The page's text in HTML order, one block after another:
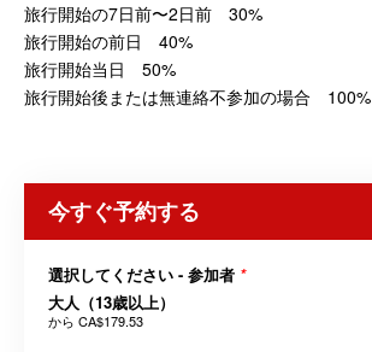
旅行開始の7日前〜2日前 30%
旅行開始の前日 40%
旅行開始当日 50%
旅行開始後または無連絡不参加の場合 100%
今すぐ予約する
選択してください - 参加者 *
大人（13歳以上）
から CA$179.53